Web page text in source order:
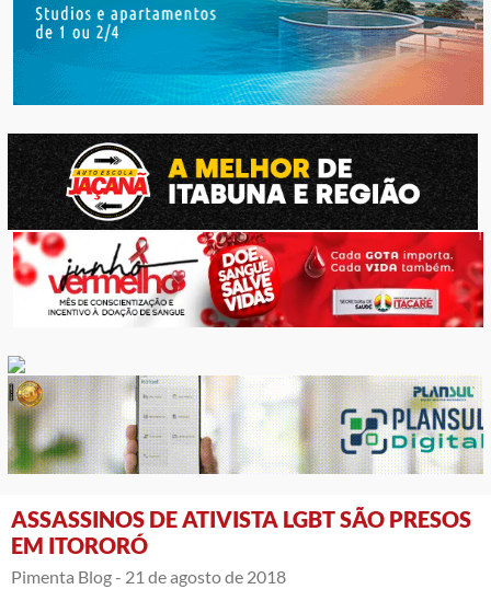
ASSASSINOS DE ATIVISTA LGBT SÃO PRESOS
EM ITORORÓ
Pimenta Blog - 21 de agosto de 2018